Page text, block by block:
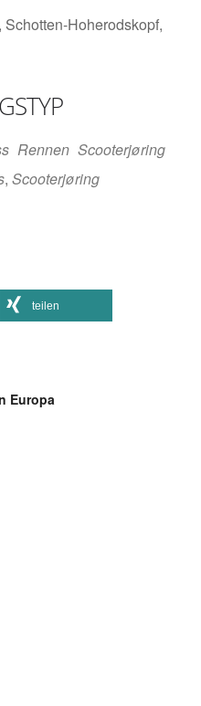
iCalendar
Hoherodskopf,
Rennen Scooterjøring
, Scooterjøring
teilen
Europa